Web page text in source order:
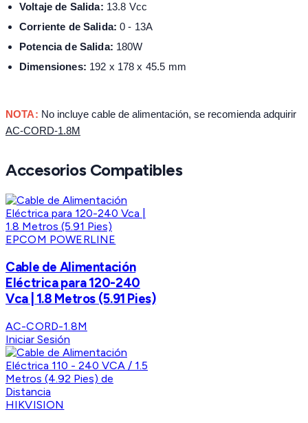
Voltaje de Salida: 13.8 Vcc
Corriente de Salida: 0 - 13A
Potencia de Salida: 180W
Dimensiones: 192 x 178 x 45.5 mm
NOTA: No incluye cable de alimentación, se recomienda adquirir
AC-CORD-1.8M
Accesorios Compatibles
EPCOM POWERLINE
Cable de Alimentación
Eléctrica para 120-240
Vca | 1.8 Metros (5.91 Pies)
AC-CORD-1.8M
Iniciar Sesión
HIKVISION